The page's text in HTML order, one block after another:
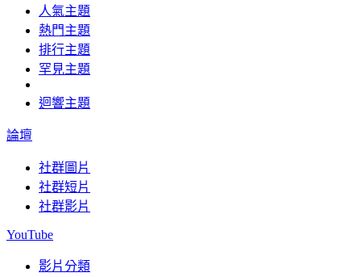
人氣主題
熱門主題
排行主題
罕見主題
迴響主題
論壇
社群圖片
社群短片
社群影片
YouTube
影片分類